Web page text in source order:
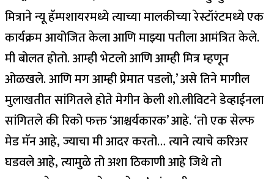
मित्राने न्यू हॅम्पशायरमध्ये त्याच्या मालकीच्या रेस्टॉरंटमध्ये एक
कार्यक्रम आयोजित केला आणि माझ्या पतीला आमंत्रित केले.
मी बोलत होतो. आम्ही भेटलो आणि आम्ही मित्र म्हणून
ओळखले. आणि मग आम्ही प्रेमात पडलो,’ असे तिने मागील
मुलाखतीत सांगितले होतेमेगीन केली शो.लीविटने डेव्हाईनला
सांगितले की रिको फक्त ‘आश्चर्यकारक’ आहे. ‘तो एक सेल्फ
मेड मॅन आहे, ज्याचा मी आदर करतो… त्याने त्याचे करिअर
घडवले आहे, त्यामुळे तो अशा ठिकाणी आहे जिथे तो